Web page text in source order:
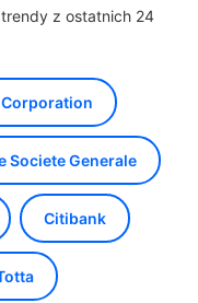
z ostatnich 24
Societe Generale
Citibank